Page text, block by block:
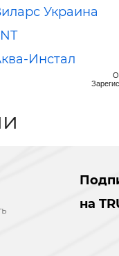
Украина
Инстал
на